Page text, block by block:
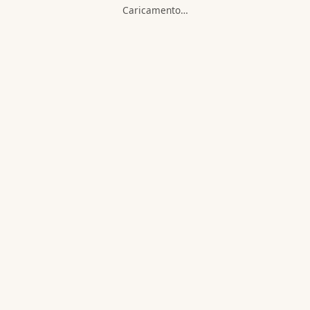
Caricamento…